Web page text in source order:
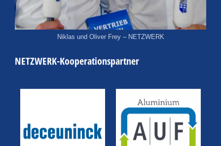
Niklas und Oliver Frey – NETZWERK
NETZWERK-Kooperationspartner